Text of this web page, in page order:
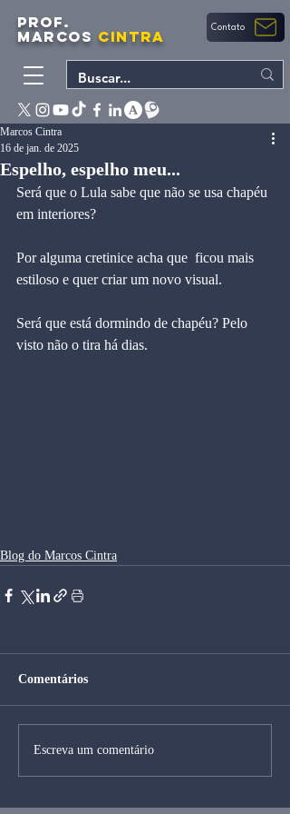
PROF.
MARCOS CINTRA Contato
Espelho, espelho meu...
Marcos Cintra
16 de jan. de 2025
Será que o Lula sabe que não se usa chapéu
em interiores?
Por alguma cretinice acha que  ficou mais
estiloso e quer criar um novo visual.
Será que está dormindo de chapéu? Pelo
visto não o tira há dias.
Blog do Marcos Cintra
Comentários
Escreva um comentário